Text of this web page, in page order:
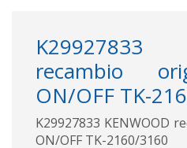
K29927833
recambio
ON/OFF TK-
K29927833 KENWOOD
ON/OFF TK-2160/3160